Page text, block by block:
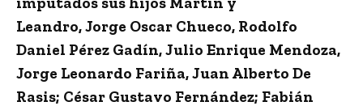
Leandro, Jorge Oscar Chueco, Rodolfo
Daniel Pérez Gadín, Julio Enrique Mendoza,
Jorge Leonardo Fariña, Juan Alberto De
Rasis; César Gustavo Fernández; Fabián